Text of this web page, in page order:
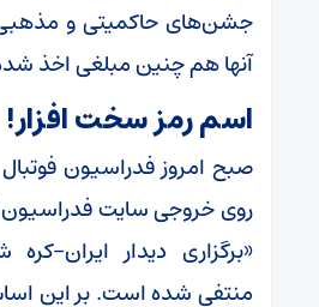
جشن‌های حاکمیتی و مذهبی
آنها هم چنین مبلغی اخذ
اسم رمز سخت افزار!
صبح امروز فدراسیون
روی خروجی سایت
«برگزاری دیدار ایران-
منتفی شده است. بر این